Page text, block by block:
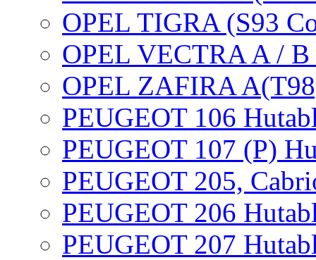
OPEL TIGRA (S93
OPEL VECTRA A /
OPEL ZAFIRA
PEUGEOT 106
PEUGEOT 107 (P)
PEUGEOT 205,
PEUGEOT 206
PEUGEOT 207